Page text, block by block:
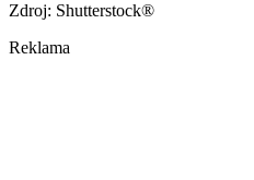
Zdroj: Shutterstock®
Reklama